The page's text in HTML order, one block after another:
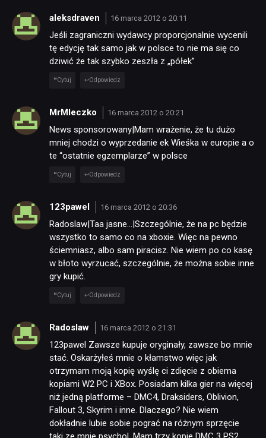
RECENZJE
PUBLICYSTYKA
KULTURA
aleksdraven 16 marca 2012 o 20:11
Jeśli zagraniczni wydawcy proporcjonalnie wycenili
tę edycję tak samo jak w polsce to nie ma się co
dziwić że tak szybko zeszła z „półek”
Cytuj Odpowiedz
MrMleczko 16 marca 2012 o 20:21
News sponsorowany|Mam wrażenie, że tu dużo
mniej chodzi o wyprzedanie ek Wieśka w europie a o
te “ostatnie egzemplarze” w polsce
Cytuj Odpowiedz
123pawel 16 marca 2012 o 20:36
Radoslaw|Taa jasne…|Szczególnie, że na pc będzie
wszystko to samo co na xboxie. Więc na pewno
ściemniasz, albo sam piracisz. Nie wiem po co kasę
w błoto wyrzucać, szczególnie, że można sobie inne
gry kupić.
Cytuj Odpowiedz
Radoslaw 16 marca 2012 o 21:31
123pawel Zawsze kupuje oryginały, zawsze bo mnie
stać. Oskarżyłeś mnie o kłamstwo więc jak
otrzymam moją kopię wyślę ci zdięcie z obiema
kopiami W2 PC i XBox. Posiadam kilka gier na więcej
niż jedną platforme – DMC4, Draksiders, Oblivion,
Fallout 3, Skyrim i inne. Dlaczego? Nie wiem
dokładnie lubie sobie pograć na różnym sprzęcie